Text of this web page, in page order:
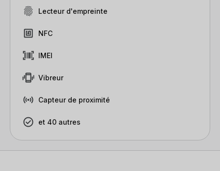
Lecteur d'empreinte
NFC
IMEI
Vibreur
Capteur de proximité
et 40 autres